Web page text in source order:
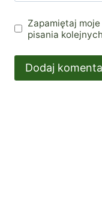
Zapamiętaj
pisania